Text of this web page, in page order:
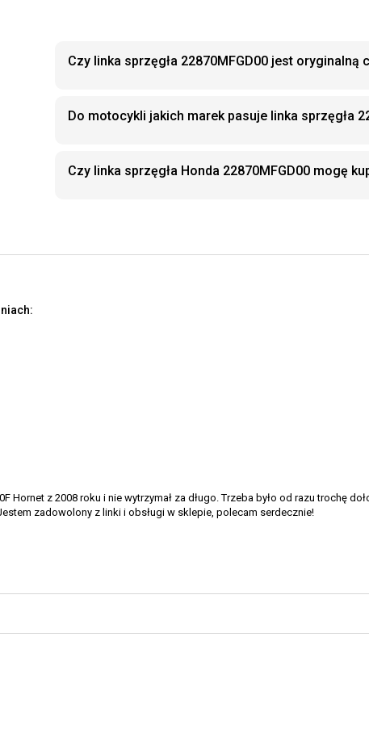
Czy linka sprzęgła 22870MFGD00 jest oryginalną
Do motocykli jakich marek pasuje linka sprzęgła
Czy linka sprzęgła Honda 22870MFGD00 mogę
Hornet z 2008 roku i nie wytrzymał za długo. Trzeba było od razu trochę
zadowolony z linki i obsługi w sklepie, polecam serdecznie!